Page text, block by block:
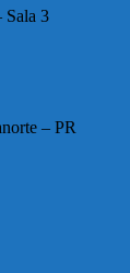
Sala 3
– PR